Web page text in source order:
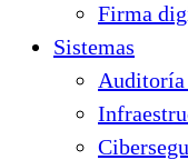
Firma
Sistemas